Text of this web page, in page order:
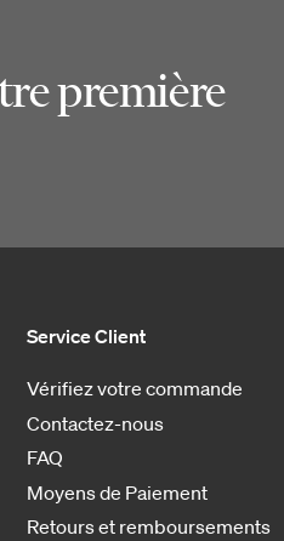
première
Service Client
Vérifiez votre commande
Contactez-nous
FAQ
Moyens de Paiement
Retours et remboursements